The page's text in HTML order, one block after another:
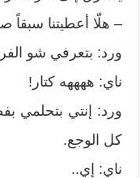
– هلّا أعطيتنا سبقاً
ورد: بتعرفي شو
ناي: ههههه كتار!
ورد: إنتي بتحلمي
كل الوجع.
ناي: إي..